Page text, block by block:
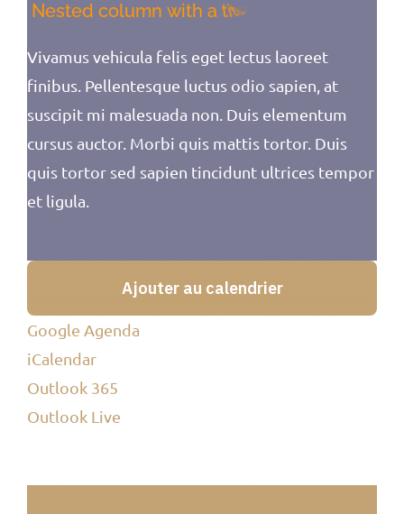
Vivamus vehicula felis eget lectus laoreet
finibus. Pellentesque luctus odio sapien, at
suscipit mi malesuada non. Duis elementum
cursus auctor. Morbi quis mattis tortor. Duis
quis tortor sed sapien tincidunt ultrices tempor
et ligula.
Ajouter au calendrier
Google Agenda
iCalendar
Outlook 365
Outlook Live